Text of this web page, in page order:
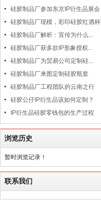
硅胶制品厂参加东京IP衍生品展会
硅胶制品厂现模，彩印硅胶红酒杯
硅胶制品厂解析：宣传为什么...
硅胶制品厂获多款IP形象授权...
硅胶制品厂为贸易公司定制硅...
硅胶制品厂来图定制硅胶瓶套
硅胶制品厂工程团队的云南之行
硅胶公仔IP衍生品该如何定制？
IP衍生品硅胶零钱包的生产过程
浏览历史
暂时浏览记录！
联系我们